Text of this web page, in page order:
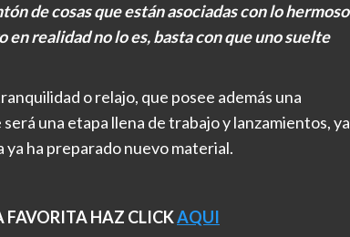
de cosas que están asociadas con lo hermoso
realidad no lo es, basta con que uno suelte
o relajo, que posee además una
una etapa llena de trabajo y lanzamientos, ya
ha preparado nuevo material.
FAVORITA HAZ CLICKAQUI